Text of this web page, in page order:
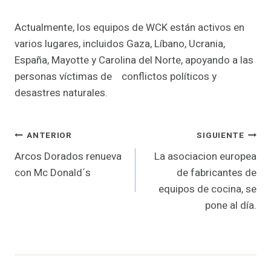
Actualmente, los equipos de WCK están activos en
varios lugares, incluidos Gaza, Líbano, Ucrania,
España, Mayotte y Carolina del Norte, apoyando a las
personas víctimas de conflictos políticos y
desastres naturales.
Navegación
de
ANTERIOR
Arcos Dorados renueva
con Mc Donald´s
SIGUIENTE
La asociacion europea
de fabricantes de
equipos de cocina, se
pone al día.